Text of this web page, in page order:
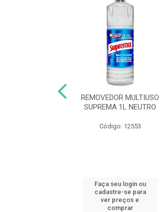
REMOVEDOR MULTIUSO
SUPREMA 1L NEUTRO
Código: 12553
Faça seu login ou
cadastre-se para
ver preços e
comprar